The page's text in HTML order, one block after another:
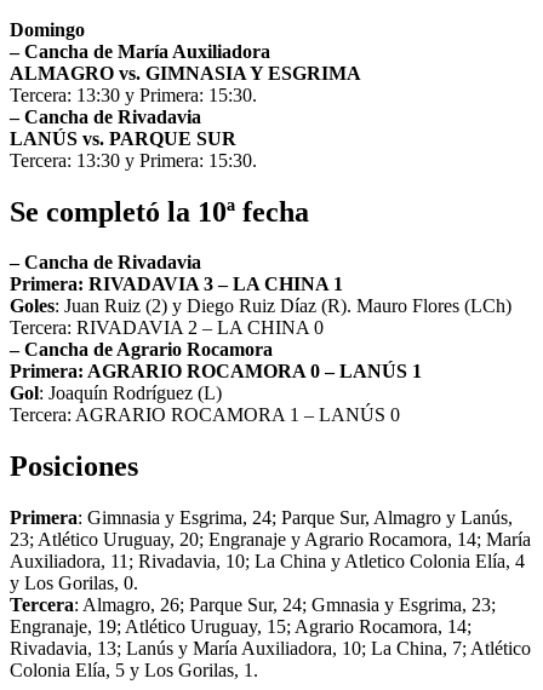
Domingo
– Cancha de María Auxiliadora
ALMAGRO vs. GIMNASIA Y ESGRIMA
Tercera: 13:30 y Primera: 15:30.
– Cancha de Rivadavia
LANÚS vs. PARQUE SUR
Tercera: 13:30 y Primera: 15:30.
Se completó la 10ª fecha
– Cancha de Rivadavia
Primera: RIVADAVIA 3 – LA CHINA 1
Goles: Juan Ruiz (2) y Diego Ruiz Díaz (R). Mauro Flores (LCh)
Tercera: RIVADAVIA 2 – LA CHINA 0
– Cancha de Agrario Rocamora
Primera: AGRARIO ROCAMORA 0 – LANÚS 1
Gol: Joaquín Rodríguez (L)
Tercera: AGRARIO ROCAMORA 1 – LANÚS 0
Posiciones
Primera: Gimnasia y Esgrima, 24; Parque Sur, Almagro y Lanús,
23; Atlético Uruguay, 20; Engranaje y Agrario Rocamora, 14; María
Auxiliadora, 11; Rivadavia, 10; La China y Atletico Colonia Elía, 4
y Los Gorilas, 0.
Tercera: Almagro, 26; Parque Sur, 24; Gmnasia y Esgrima, 23;
Engranaje, 19; Atlético Uruguay, 15; Agrario Rocamora, 14;
Rivadavia, 13; Lanús y María Auxiliadora, 10; La China, 7; Atlético
Colonia Elía, 5 y Los Gorilas, 1.